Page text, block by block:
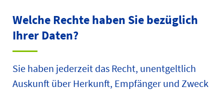
Welche Rechte haben Sie bezüglich
Ihrer Daten?
Sie haben jederzeit das Recht, unentgeltlich
Auskunft über Herkunft, Empfänger und Zweck